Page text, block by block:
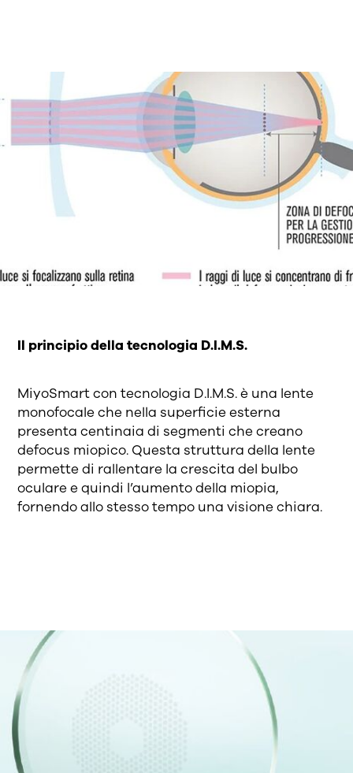
Il principio della tecnologia D.I.M.S.
MiyoSmart con tecnologia D.I.M.S. è una lente
monofocale che nella superficie esterna
presenta centinaia di segmenti che creano
defocus miopico. Questa struttura della lente
permette di rallentare la crescita del bulbo
oculare e quindi l’aumento della miopia,
fornendo allo stesso tempo una visione chiara.